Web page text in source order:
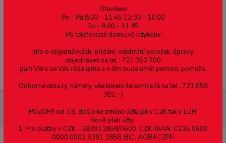
Menu
cena za 0,5m
Otevřeno
Po - Pá 8:00 - 11:45 12:30 - 16:00
So - 8:00 - 11:45
Po telefonické domluvě kdykoliv
Info o objednávkách, přidání, odebrání položek, úpravy
objednávek na tel.: 721 050 700
paní Věra se Vás ráda ujme a s čím bude umět pomoci, pomůže.
Odborné dotazy, náměty, vše kolem železnice Já na tel.: 721 050
382 :-)
POZOR!! od 3.8. došlo ke změně účtů jak v CZK tak v EUR!
Nově platí účty:
1. Pro platby v CZK - 283911858/0600, CZK-IBAN: CZ15 0600
0000 0002 8391 1858, BIC: AGBACZPP